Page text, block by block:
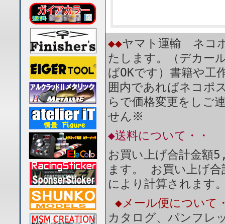
◆◆ヤマト運輸 ネコ
たします。（デカー
ばOKです）書籍や工
囲内であればネコポ
らで価格変更をしご
せん※
◆送料について・・
お買い上げ合計金額
ます。 お買い上げ
により計算されます
◆メール便について
カタログ、パンフレ